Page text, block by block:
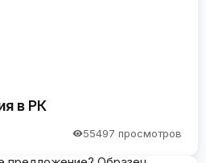
в РК
55497 просмотров